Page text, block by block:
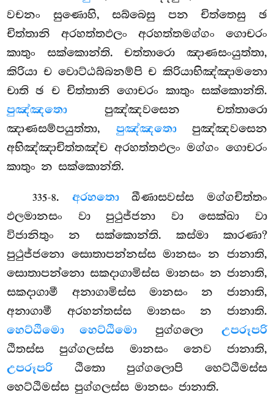
වචනං සුණොහි, සබ්බෙසු පන චිත්තෙසු ඡ
චිත්තානි අරහත්තඵලං අරහත්තමග්ගං ගොචරං
කාතුං සක්කොන්ති. චත්තාරො ඤාණසංයුත්තා,
කිරියා ච වොට්ඨබ්බනම්පි ච කිරියාභිඤ්ඤාමනො
චාති ඡ ච චිත්තානි ගොචරං කාතුං සක්කොන්ති.
පුඤ්ඤතො පුඤ්ඤවසෙන චත්තාරො
ඤාණසම්පයුත්තා, පුඤ්ඤතොපුඤ්ඤවසෙන
අභිඤ්ඤාචිත්තඤ්ච අරහත්තඵලං මග්ගං ගොචරං
කාතුං න සක්කොන්ති.
335-8. අරහතොඛීණාසවස්ස මග්ගචිත්තං
ඵලමානසං වා පුථුජ්ජනා වා සෙක්ඛා වා
විජානිතුං න සක්කොන්ති. කස්මා කාරණා?
පුථුජ්ජනො සොතාපන්නස්ස මානසං න ජානාති,
සොතාපන්නො සකදාගාමිස්ස මානසං න ජානාති,
සකදාගාමී අනාගාමිස්ස මානසං න ජානාති,
අනාගාමී අරහන්තස්ස මානසං න ජානාති.
හෙට්ඨිමො හෙට්ඨිමො පුග්ගලො උපරූපරි
ඨිතස්ස පුග්ගලස්ස මානසං නෙව ජානාති,
උපරූපරිඨිතො පුග්ගලොපි හෙට්ඨිමස්ස
හෙට්ඨිමස්ස පුග්ගලස්ස මානසං ජානාති.